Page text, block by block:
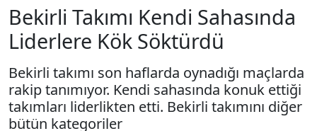
Bekirli Takımı Kendi Sahasında
Liderlere Kök Söktürdü
Bekirli takımı son haflarda oynadığı maçlarda
rakip tanımıyor. Kendi sahasında konuk ettiği
takımları liderlikten etti. Bekirli takımını diğer
bütün kategoriler